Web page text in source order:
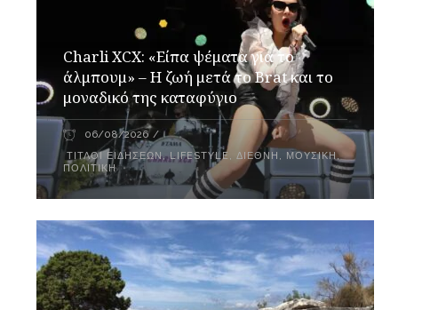
Charli XCX: «Είπα ψέματα για το
άλμπουμ» – Η ζωή μετά το Brat και το
μοναδικό της καταφύγιο
06/08/2026
ΤΊΤΛΟΙ ΕΙΔΉΣΕΩΝ,LIFESTYLE ,ΔΙΕΘΝΉ , ΜΟΥΣΙΚΉ,
ΠΟΛΙΤΙΚΉ